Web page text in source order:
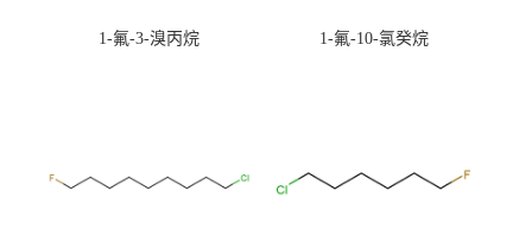
1-氟-3-溴丙烷 1-氟-10-氯癸烷